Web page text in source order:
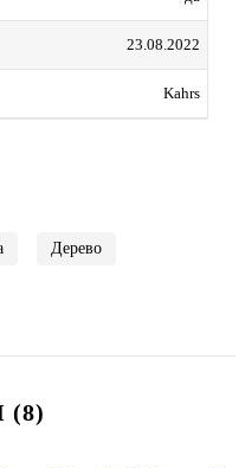
23.08.2022
Kahrs
Дерево